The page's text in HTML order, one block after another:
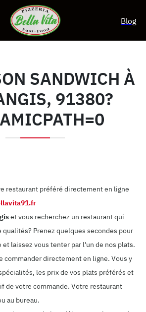
Blog
SANDWICH À
91380?
restaurant préféré directement en ligne
et vous recherchez un restaurant qui
qualités? Prenez quelques secondes pour
laissez vous tenter par l'un de nos plats.
commander directement en ligne. Vous y
les prix de vos plats préférés et
de votre commande. Votre restaurant
au bureau.